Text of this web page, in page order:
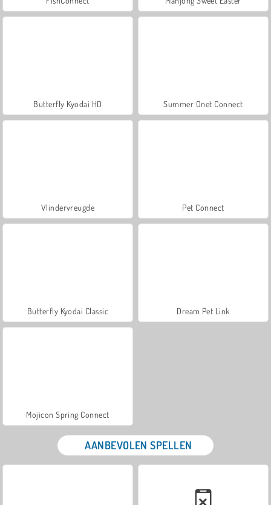
Butterfly Kyodai HD Summer Onet Connect
Vlindervreugde Pet Connect
Butterfly Kyodai Classic Dream Pet Link
Mojicon Spring Connect
AANBEVOLEN SPELLEN